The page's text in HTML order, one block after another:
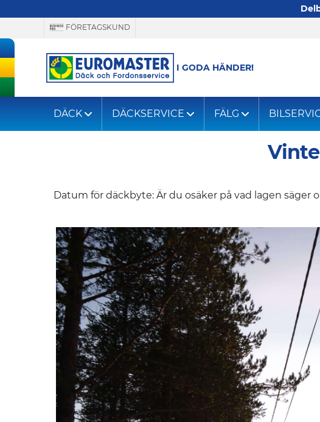
FÖRETAGSKUND
I GODA HÄNDER!
DÄCK DÄCKSERVICE FÄLG
Datum för däckbyte: Är du osäker på vad lagen